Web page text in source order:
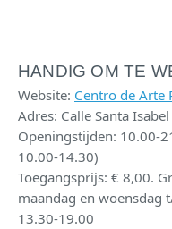
HANDIG OM TE
Website: Centro de Arte
Adres: Calle Santa
Openingstijden: 10.00-
10.00-14.30)
Toegangsprijs: € 8,00.
maandag en woensdag
13.30-19.00